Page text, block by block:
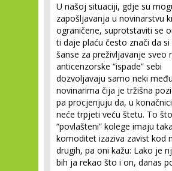
U našoj situaciji, gdje su
zapošljavanja u novinarstvu
ograničene, suprotstaviti se
ti daje plaću često znači da si
šanse za preživljavanje sveo
anticenzorske “ispade” sebi
dozvoljavaju samo neki među
novinarima čija je tržišna
pa procjenjuju da, u
neće trpjeti veću štetu. To što
“povlašteni” kolege imaju
komoditet izaziva zavist kod
drugih, pa oni kažu: Lako je
bih ja rekao što i on, danas